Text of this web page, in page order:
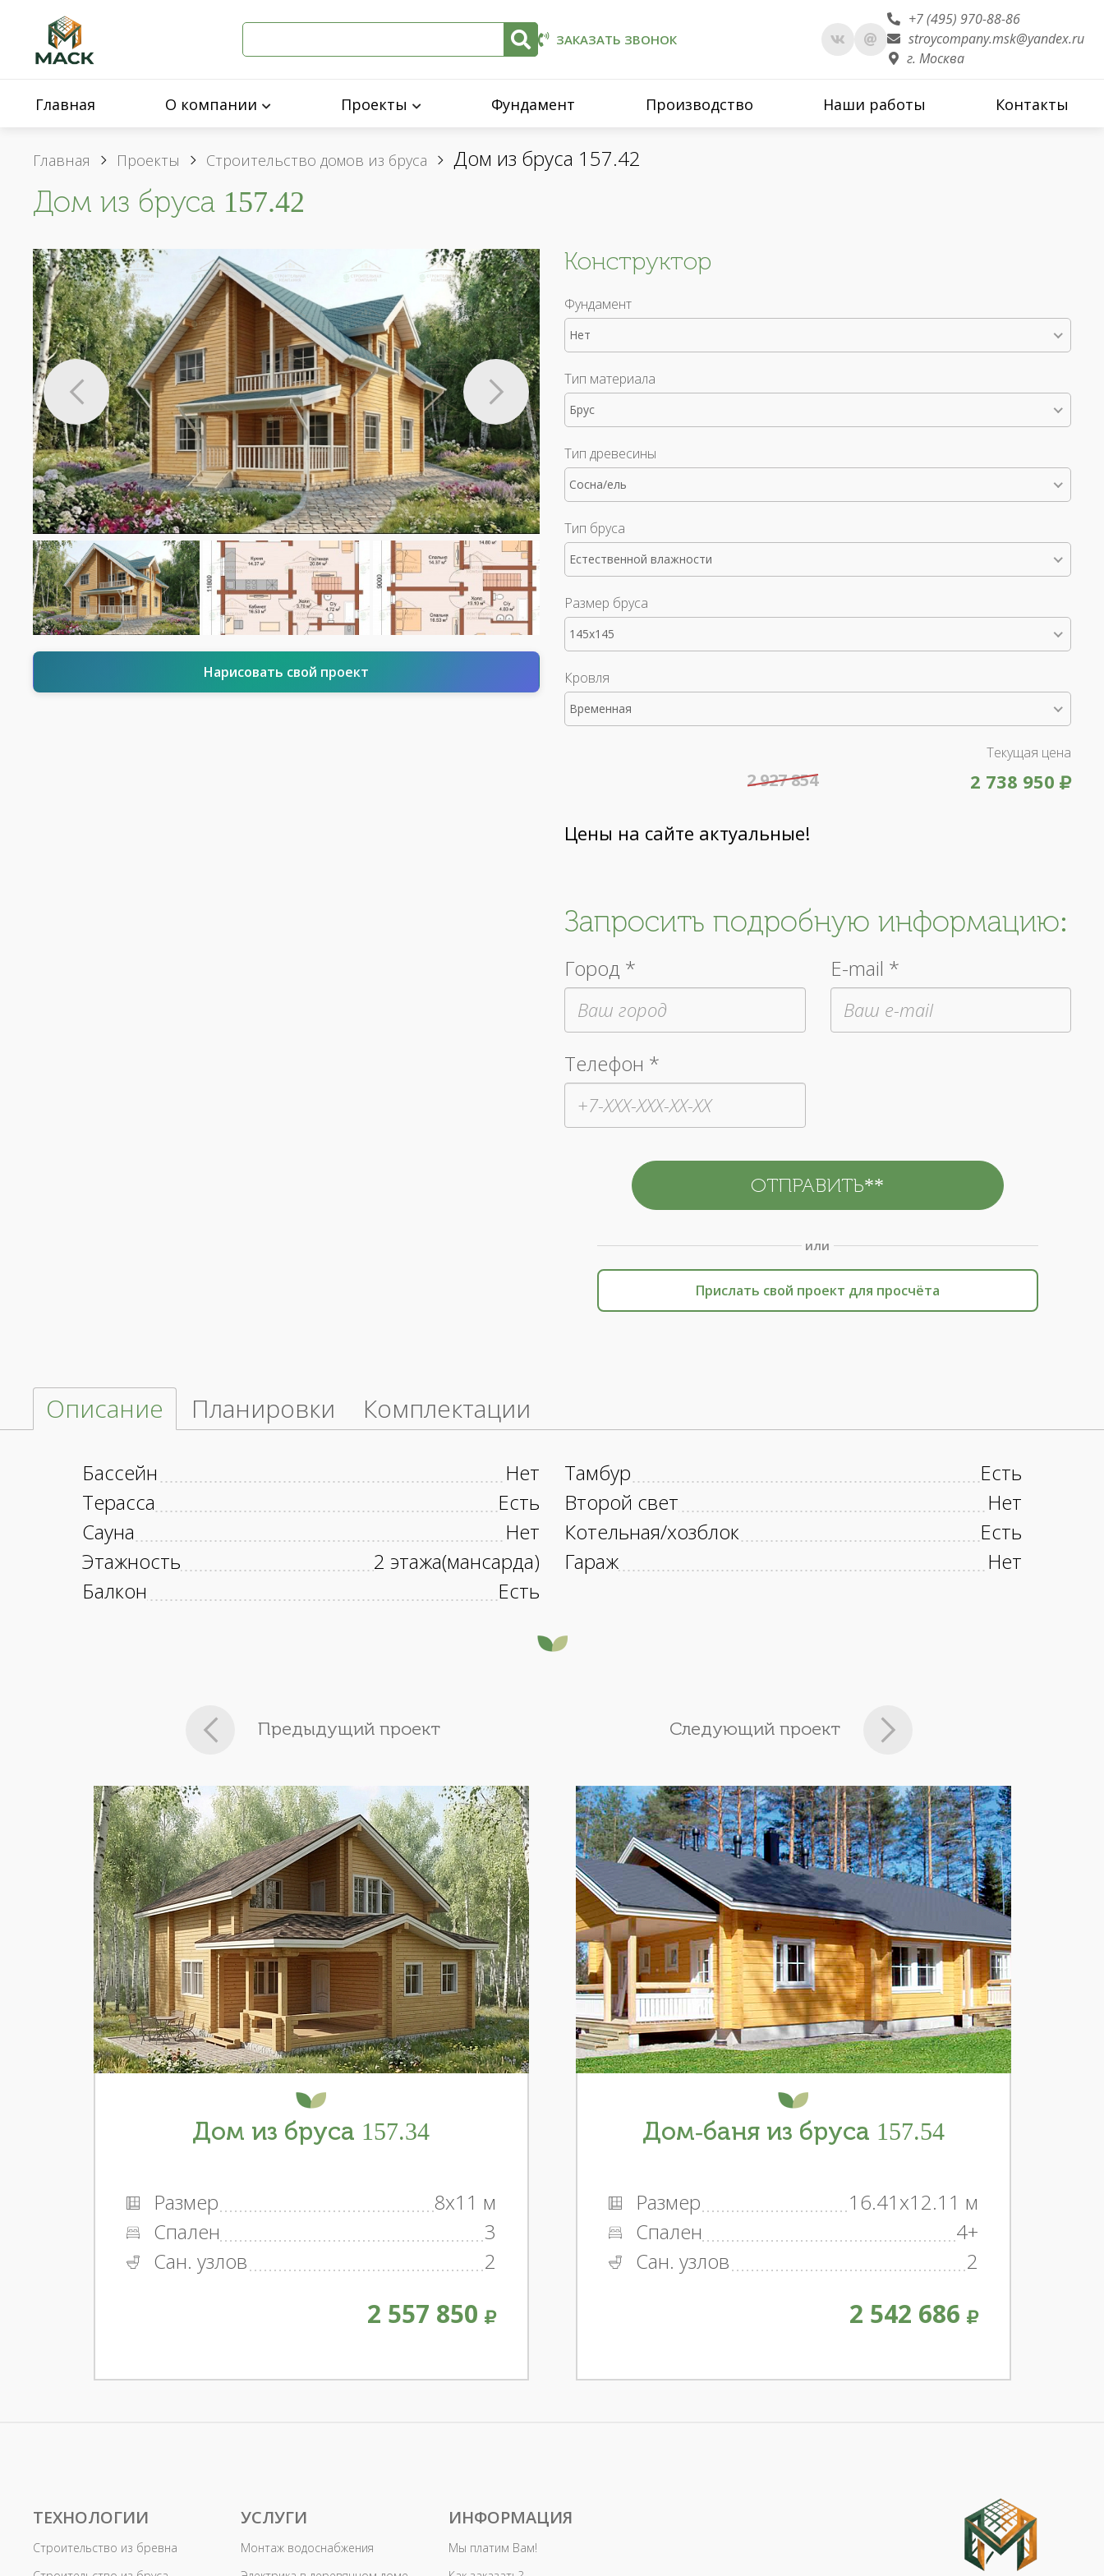
ЗАКАЗАТЬ ЗВОНОК
+7 (495) 970-88-86
stroycompany.msk@yandex.ru
г. Москва
Главная О компании Проекты Фундамент Производство Наши работы Контакты
Главная Проекты Строительство домов из бруса Дом из бруса 157.42
Дом из бруса 157.42
Нарисовать свой проект
Конструктор
Фундамент
Нет
Тип материала
Брус
Тип древесины
Сосна/ель
Тип бруса
Естественной влажности
Размер бруса
145x145
Кровля
Временная
Текущая цена
2 738 950
2 927 854
Цены на сайте актуальные!
Запросить подробную информацию:
Город * E-mail *
Телефон *
или
Прислать свой проект для просчёта
Описание Планировки Комплектации
Бассейн
Нет
Терасса
Есть
Сауна
Нет
Этажность
2 этажа(мансарда)
Балкон
Есть
Тамбур
Есть
Второй свет
Нет
Котельная/хозблок
Есть
Гараж
Нет
Предыдущий проект
Дом из бруса 157.34
Размер
8x11 м
Спален
3
Сан. узлов
2
2 557 850
Следующий проект
Дом-баня из бруса 157.54
Размер
16.41x12.11 м
Спален
4+
Сан. узлов
2
2 542 686
ТЕХНОЛОГИИ
Строительство из бревна
УСЛУГИ
Монтаж водоснабжения
ИНФОРМАЦИЯ
Мы платим Вам!